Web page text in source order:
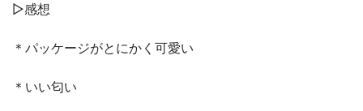
▷感想
＊パッケージがとにかく可愛い
＊いい匂い